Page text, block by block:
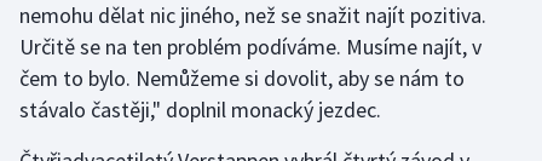
Ragby
Rychlobruslení
Rychlostní kanoistika
nemohu dělat nic jiného, než se snažit najít pozitiva.
Určitě se na ten problém podíváme. Musíme najít, v
čem to bylo. Nemůžeme si dovolit, aby se nám to
stávalo častěji," doplnil monacký jezdec.